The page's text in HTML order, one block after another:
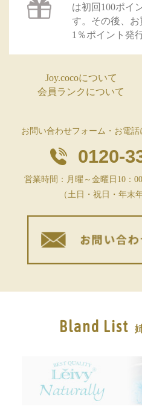
は初回100ポイ
す。その後、
1％ポイント発
Joy.cocoについて
会員ランクについて
お問い合わせフォーム・お電話
0120-
営業時間：月曜～金曜日10：
（土日・祝日・年末
Bland List